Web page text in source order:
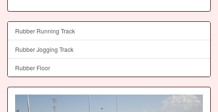
Rubber Running Track
Rubber Jogging Track
Rubber Floor